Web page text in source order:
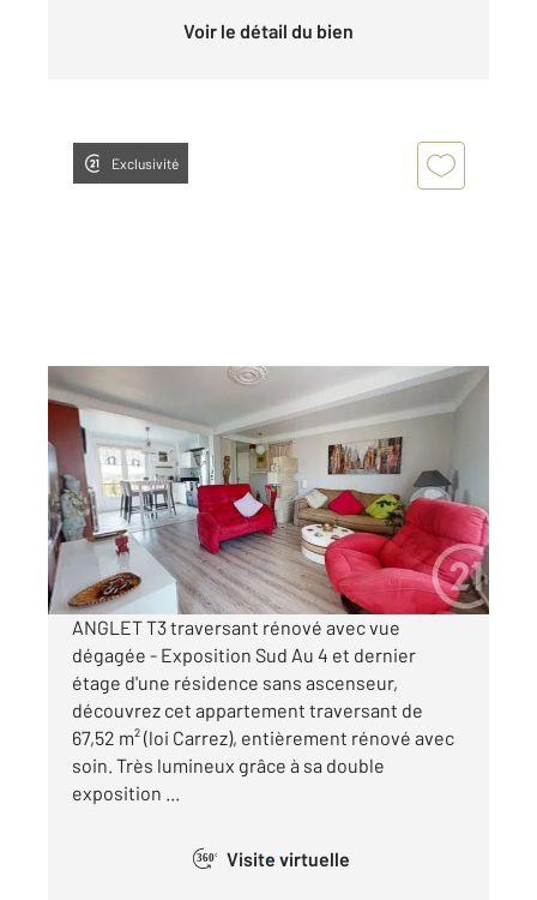
Voir le détail du bien
Exclusivité
ANGLET 64
67,52 m2, 3 pièces
Ref : 90063
Appartement F3 à vendre
298 000 €
Visiter le site dédié
ANGLET T3 traversant rénové avec vue
dégagée - Exposition Sud Au 4 et dernier
étage d'une résidence sans ascenseur,
découvrez cet appartement traversant de
67,52 m² (loi Carrez), entièrement rénové avec
soin. Très lumineux grâce à sa double
exposition ...
360° Visite virtuelle